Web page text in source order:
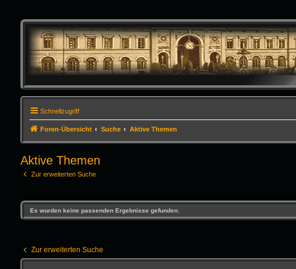
Schnellzugriff
Foren-Übersicht Suche Aktive Themen
Aktive Themen
Zur erweiterten Suche
Es wurden keine passenden Ergebnisse gefunden.
Zur erweiterten Suche